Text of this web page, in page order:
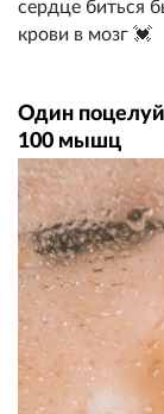
сердце биться
крови в мозг 💓
Один поцелуй
100 мышц